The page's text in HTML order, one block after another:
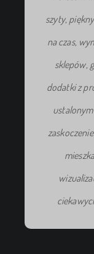
szyty,
na czas,
sklepów,
dodatki z